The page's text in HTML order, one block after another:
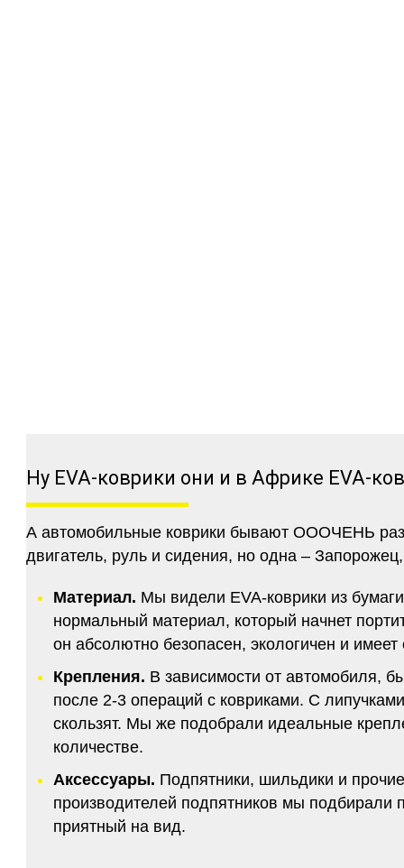
Ну EVA-коврики они и в Африке EVA-
А автомобильные коврики бывают ОООЧЕНЬ
двигатель, руль и сидения, но одна –
Материал. Мы видели EVA-коврики из
нормальный материал, который начнет
он абсолютно безопасен, экологичен и
Крепления. В зависимости от автомобиля,
после 2-3 операций с ковриками. С
скользят. Мы же подобрали идеальные
количестве.
Аксессуары. Подпятники, шильдики и
производителей подпятников мы подбирали
приятный на вид.